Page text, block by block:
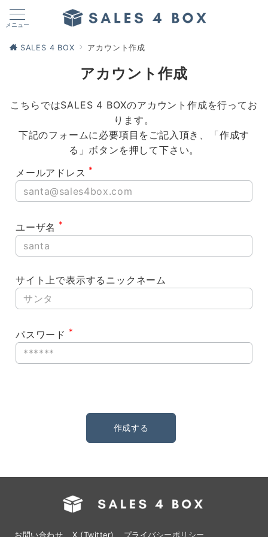
メニュー
SALES 4 BOX アカウント作成
アカウント作成
こちらではSALES 4 BOXのアカウント作成を行ってお
ります。
下記のフォームに必要項目をご記入頂き、「作成す
る」ボタンを押して下さい。
メールアドレス *
ユーザ名 *
サイト上で表示するニックネーム
パスワード *
お問い合わせ X (Twitter) プライバシーポリシー